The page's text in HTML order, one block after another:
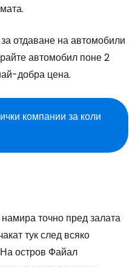
отдаване на автомобили
автомобил поне 2
добра цена.
компании за коли
точно пред залата
тук след всяко
остров Файал